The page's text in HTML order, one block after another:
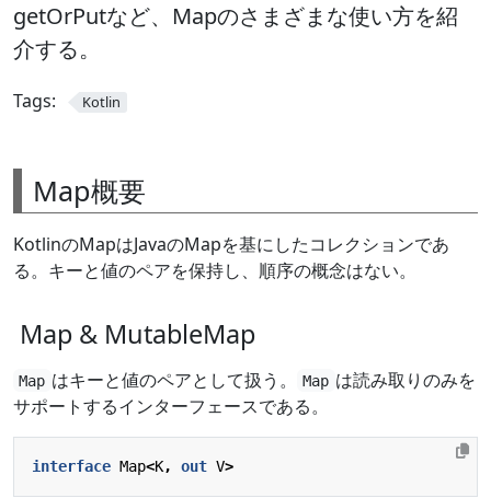
getOrPutなど、Mapのさまざまな使い方を紹
介する。
Tags: Kotlin
Map概要
KotlinのMapはJavaのMapを基にしたコレクションであ
る。キーと値のペアを保持し、順序の概念はない。
Map & MutableMap
Map はキーと値のペアとして扱う。 Map は読み取りのみを
サポートするインターフェースである。
interface Map<K, out V>